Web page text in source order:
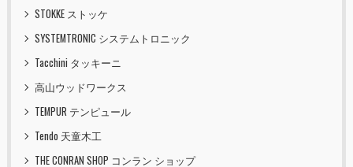
STOKKE ストッケ
SYSTEMTRONIC システムトロニック
Tacchini タッキーニ
高山ウッドワークス
TEMPUR テンピュール
Tendo 天童木工
THE CONRAN SHOP コンラン ショップ